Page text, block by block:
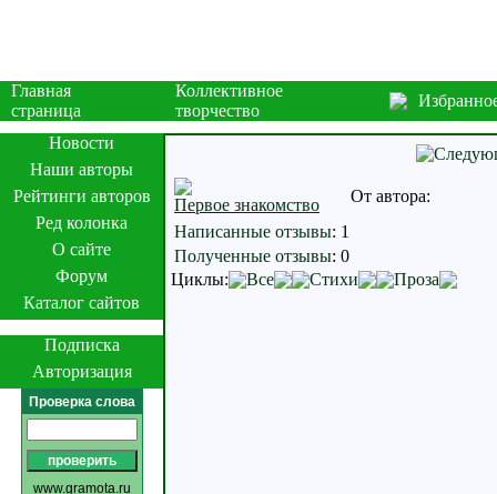
Главная
страница
Коллективное
творчество
Новости
Наши авторы
Рейтинги авторов
Ред колонка
О сайте
Форум
Каталог сайтов
Подписка
Авторизация
Проверка слова
www.gramota.ru
Первое знакомство
От автора:
Написанные отзывы: 1
Полученные отзывы: 0
Циклы:
Все Стихи Проза